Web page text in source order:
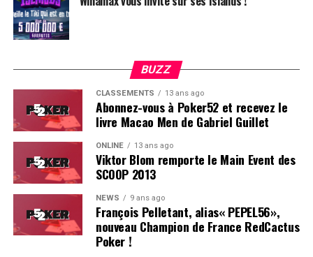
Soleau à gauche, sorti par Logghe au centre
BUZZ
CLASSEMENTS 13 ans ago
Abonnez-vous à Poker52 et recevez le
livre Macao Men de Gabriel Guillet
ONLINE 13 ans ago
Viktor Blom remporte le Main Event des
SCOOP 2013
NEWS 9 ans ago
François Pelletant, alias« PEPEL56»,
nouveau Champion de France RedCactus
Poker !